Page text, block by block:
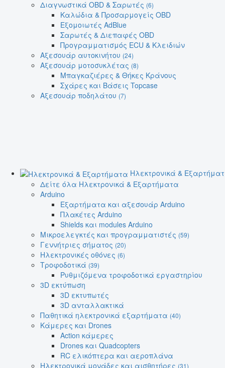
Διαγνωστικά OBD & Σαρωτές (6)
Καλώδια & Προσαρμογείς OBD
Εξομοιωτές AdBlue
Σαρωτές & Διεπαφές OBD
Προγραμματισμός ECU & Κλειδιών
Αξεσουάρ αυτοκινήτου (24)
Αξεσουάρ μοτοσυκλέτας (8)
Μπαγκαζιέρες & Θήκες Κράνους
Σχάρες και Βάσεις Topcase
Αξεσουάρ ποδηλάτου (7)
Ηλεκτρονικά &
Δείτε όλα Ηλεκτρονικά & Εξαρτήματα
Arduino
Εξαρτήματα και αξεσουάρ Arduino
Πλακέτες Arduino
Shields και modules Arduino
Μικροελεγκτές και προγραμματιστές (59)
Γεννήτριες σήματος (20)
Ηλεκτρονικές οθόνες (6)
Τροφοδοτικά (39)
Ρυθμιζόμενα τροφοδοτικά εργαστηρίου
3D εκτύπωση
3D εκτυπωτές
3D ανταλλακτικά
Παθητικά ηλεκτρονικά εξαρτήματα (40)
Κάμερες και Drones
Action κάμερες
Drones και Quadcopters
RC ελικόπτερα και αεροπλάνα
Ηλεκτρονικά μονάδες και αισθητήρες (31)